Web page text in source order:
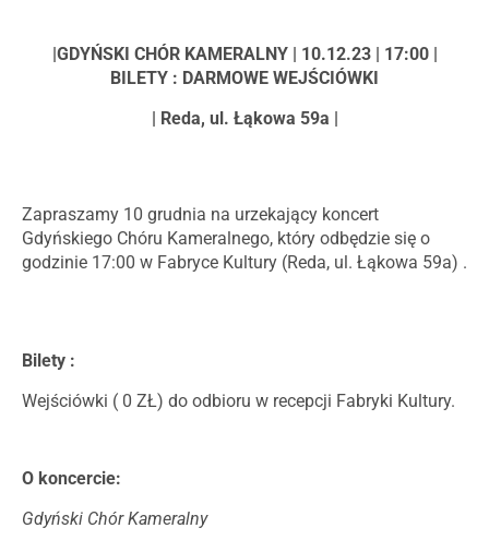
|GDYŃSKI CHÓR KAMERALNY | 10.12.23 | 17:00 |
BILETY : DARMOWE WEJŚCIÓWKI
| Reda, ul. Łąkowa 59a |
Zapraszamy 10 grudnia na urzekający koncert
Gdyńskiego Chóru Kameralnego, który odbędzie się o
godzinie 17:00 w Fabryce Kultury (Reda, ul. Łąkowa 59a) .
Bilety :
Wejściówki ( 0 ZŁ) do odbioru w recepcji Fabryki Kultury.
O koncercie:
Gdyński Chór Kameralny